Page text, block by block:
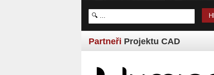
Partneři Projektu CAD